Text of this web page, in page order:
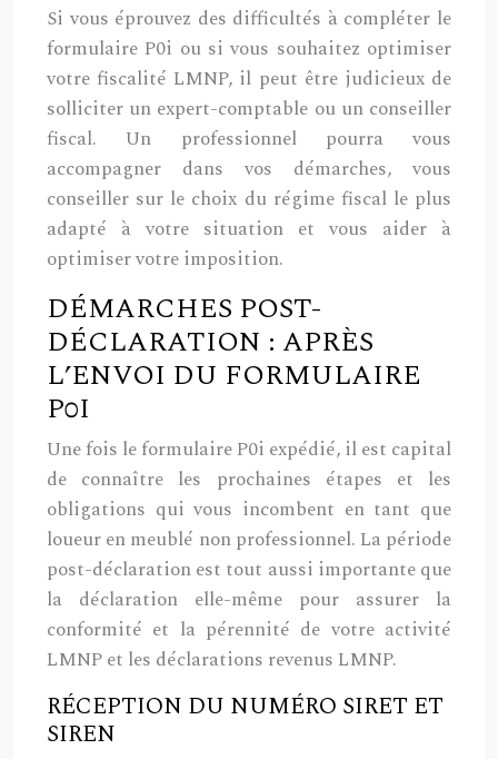
Si vous éprouvez des difficultés à compléter le
formulaire P0i ou si vous souhaitez optimiser
votre fiscalité LMNP, il peut être judicieux de
solliciter un expert-comptable ou un conseiller
fiscal. Un professionnel pourra vous
accompagner dans vos démarches, vous
conseiller sur le choix du régime fiscal le plus
adapté à votre situation et vous aider à
optimiser votre imposition.
DÉMARCHES POST-
DÉCLARATION : APRÈS
L’ENVOI DU FORMULAIRE
P0I
Une fois le formulaire P0i expédié, il est capital
de connaître les prochaines étapes et les
obligations qui vous incombent en tant que
loueur en meublé non professionnel. La période
post-déclaration est tout aussi importante que
la déclaration elle-même pour assurer la
conformité et la pérennité de votre activité
LMNP et les déclarations revenus LMNP.
RÉCEPTION DU NUMÉRO SIRET ET
SIREN